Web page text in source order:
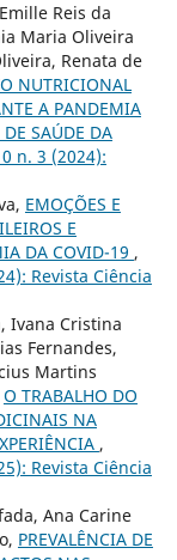
Reis da
Maria Oliveira
Renata de
NUTRICIONAL
A PANDEMIA
SAÚDE DA
n. 3 (2024):
EMOÇÕES E
E
DA COVID-19 ,
Revista Ciência
Ivana Cristina
Fernandes,
Martins
O TRABALHO DO
NA
,
Revista Ciência
Ana Carine
PREVALÊNCIA DE